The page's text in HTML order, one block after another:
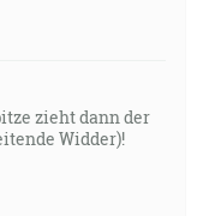
zieht dann der
Widder)!